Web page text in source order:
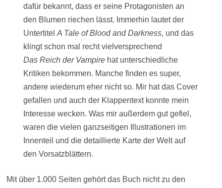
dafür bekannt, dass er seine Protagonisten an
den Blumen riechen lässt. Immerhin lautet der
Untertitel A Tale of Blood and Darkness, und das
klingt schon mal recht vielversprechend
Das Reich der Vampirehat unterschiedliche
Kritiken bekommen. Manche finden es super,
andere wiederum eher nicht so. Mir hat das Cover
gefallen und auch der Klappentext konnte mein
Interesse wecken. Was mir außerdem gut gefiel,
waren die vielen ganzseitigen Illustrationen im
Innenteil und die detaillierte Karte der Welt auf
den Vorsatzblättern.
Mit über 1.000 Seiten gehört das Buch nicht zu den